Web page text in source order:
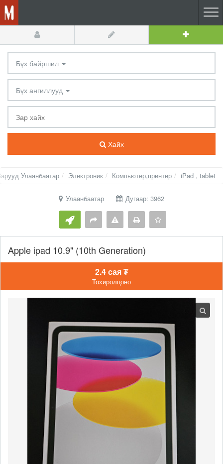
Бүх байршил
Бүх ангиллууд
Хайх
Улаанбаатар Электроник Компьютер,принтер iPad , tablet
Улаанбаатар Дугаар: 3962
Apple ipad 10.9" (10th Generation)
2.4 сая ₮
Тохиролцоно